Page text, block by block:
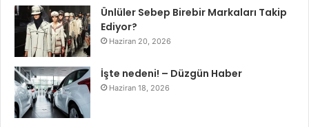
Ünlüler Sebep Birebir Markaları Takip
Ediyor?
Haziran 20, 2026
İşte nedeni! – Düzgün Haber
Haziran 18, 2026